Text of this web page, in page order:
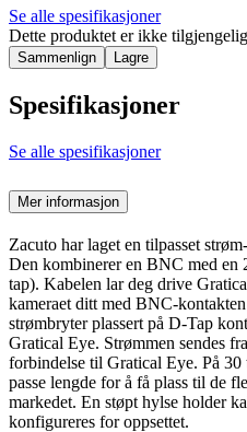
Se alle spesifikasjoner
Dette produktet er ikke tilgjengelig
Sammenlign Lagre
Spesifikasjoner
Se alle spesifikasjoner
Mer informasjon
Zacuto har laget en tilpasset
Den kombinerer en BNC med en
tap). Kabelen lar deg drive
kameraet ditt med BNC-
strømbryter plassert på D-Tap
Gratical Eye. Strømmen sendes
forbindelse til Gratical Eye. På 30
passe lengde for å få plass til de
markedet. En støpt hylse holder
konfigureres for oppsettet.